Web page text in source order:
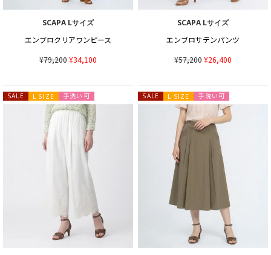
SCAPA Lサイズ
エンブロクリアワンピース
¥79,200¥34,100
SCAPA Lサイズ
エンブロサテンパンツ
¥57,200¥26,400
SALE L SIZE 手洗い可 SALE L SIZE 手洗い可